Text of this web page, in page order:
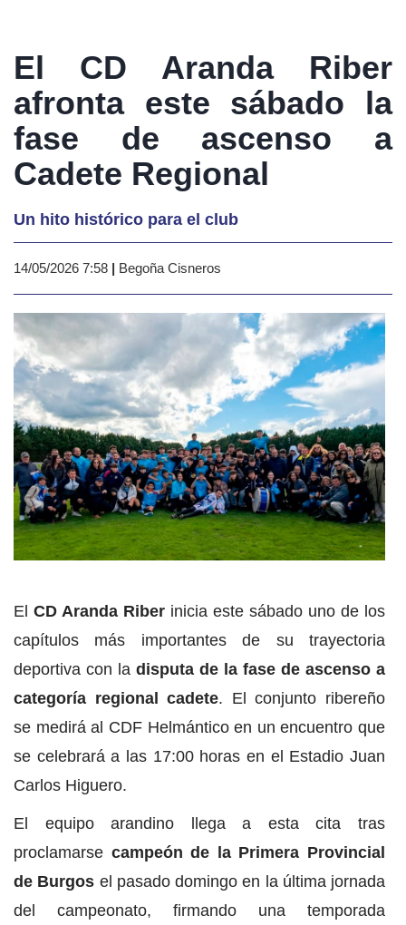
El CD Aranda Riber
afronta este sábado la
fase de ascenso a
Cadete Regional
Un hito histórico para el club
14/05/2026 7:58 | Begoña Cisneros
El CD Aranda Riber inicia este sábado uno de los
capítulos más importantes de su trayectoria
deportiva con la disputa de la fase de ascenso a
categoría regional cadete. El conjunto ribereño
se medirá al CDF Helmántico en un encuentro que
se celebrará a las 17:00 horas en el Estadio Juan
Carlos Higuero.
El equipo arandino llega a esta cita tras
proclamarse campeón de la Primera Provincial
de Burgos el pasado domingo en la última jornada
del campeonato, firmando una temporada